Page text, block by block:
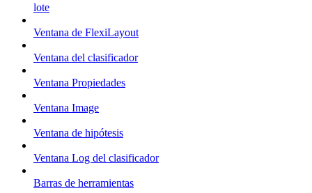
lote
Ventana de FlexiLayout
Ventana del clasificador
Ventana Propiedades
Ventana Image
Ventana de hipótesis
Ventana Log del clasificador
Barras de herramientas